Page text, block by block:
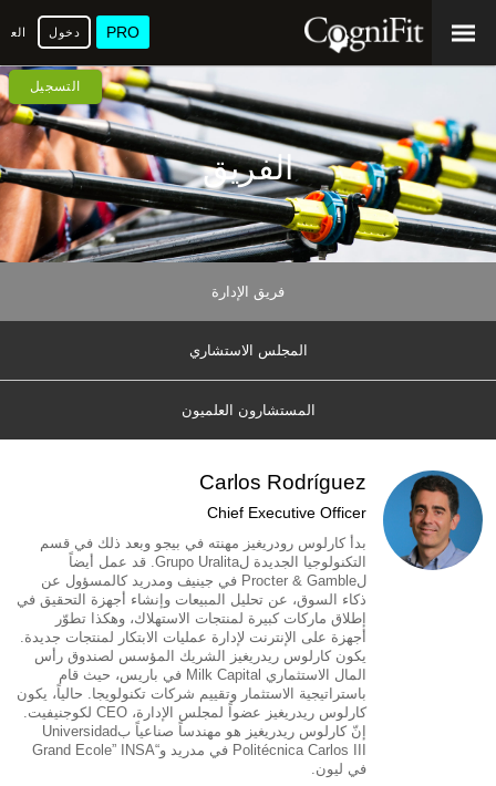
PRO دخول
التسجيل
الفريق
فريق الإدارة
المجلس الاستشاري
المستشارون العلميون
Carlos Rodríguez
Chief Executive Officer
بدأ كارلوس رودريغيز مهنته في بيجو وبعد ذلك في قسم
التكنولوجيا الجديدة لGrupo Uralita. قد عمل أيضاً
لProcter & Gamble في جينيف ومدريد كالمسؤول عن
ذكاء السوق، عن تحليل المبيعات وإنشاء أجهزة التحقيق في
إطلاق ماركات كبيرة لمنتجات الاستهلاك، وهكذا تطوّر
أجهزة على الإنترنت لإدارة عمليات الابتكار لمنتجات جديدة.
يكون كارلوس ريدريغيز الشريك المؤسس لصندوق رأس
المال الاستثماري Milk Capital في باريس، حيث قام
باستراتيجية الاستثمار وتقييم شركات تكنولويجا. حالياً، يكون
كارلوس ريدريغيز عضواً لمجلس الإدارة، CEO لكوجنيفيت.
إنّ كارلوس ريدريغيز هو مهندساً صناعياً بUniversidad
Politécnica Carlos III في مدريد و“Grand Ecole” INSA
في ليون.